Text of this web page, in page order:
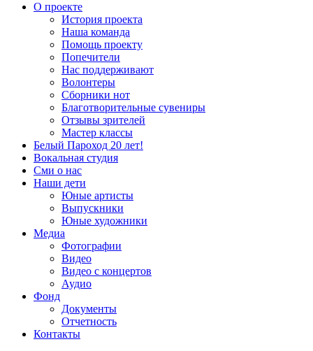
О проекте
История проекта
Наша команда
Помощь проекту
Попечители
Нас поддерживают
Волонтеры
Сборники нот
Благотворительные сувениры
Отзывы зрителей
Мастер классы
Белый Пароход 20 лет!
Вокальная студия
Сми о нас
Наши дети
Юные артисты
Выпускники
Юные художники
Медиа
Фотографии
Видео
Видео с концертов
Аудио
Фонд
Документы
Отчетность
Контакты